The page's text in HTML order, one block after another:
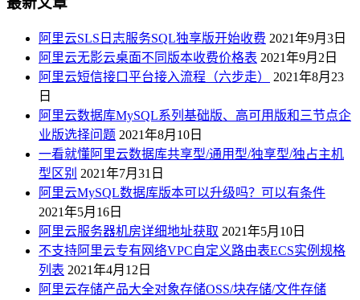
阿里云SLS日志服务SQL独享版开始收费 2021年9月3日
阿里云无影云桌面不同版本收费价格表 2021年9月2日
阿里云短信接口平台接入流程（六步走）
2021年8月23
日
阿里云数据库MySQL系列基础版、高可用版和三节点企
业版选择问题 2021年8月10日
一看就懂阿里云数据库共享型/通用型/独享型/独占主机
型区别 2021年7月31日
阿里云MySQL数据库版本可以升级吗？可以有条件
2021年5月16日
阿里云服务器机房详细地址获取 2021年5月10日
不支持阿里云专有网络VPC自定义路由表ECS实例规格
列表 2021年4月12日
阿里云存储产品大全对象存储OSS/块存储/文件存储